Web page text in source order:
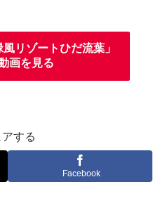
リゾートひだ流葉」
画を見る
アする
Facebook